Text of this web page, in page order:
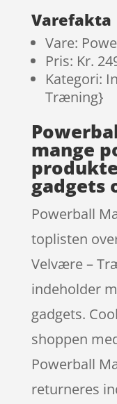
Varefakta
Vare:
Pris: Kr.
Kategori:
Træning}
mange
gadgets
Powerball
toplisten
Velvære –
indeholder
gadgets.
shoppen
Powerball
returneres